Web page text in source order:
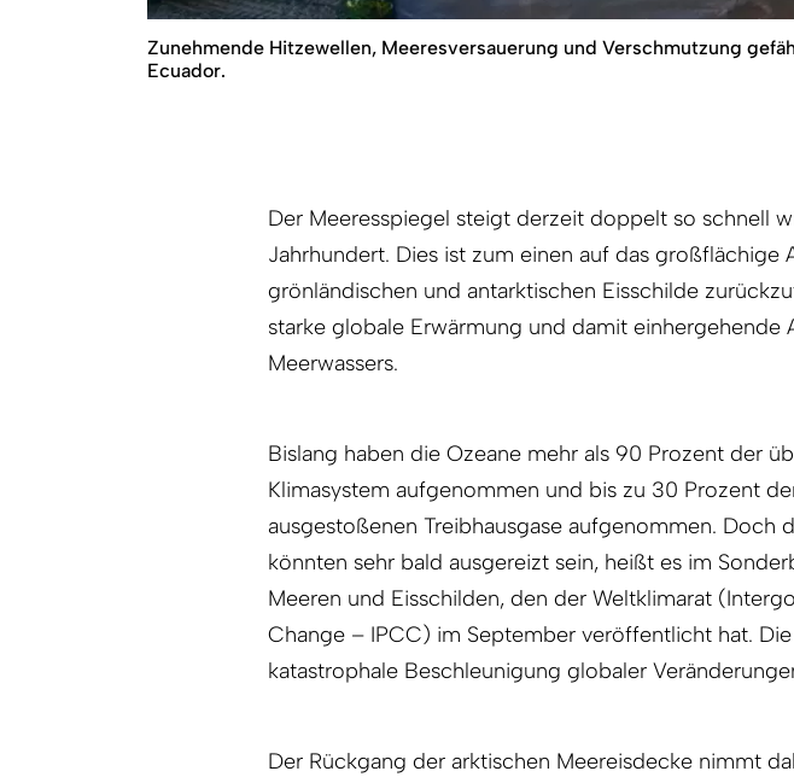
Zunehmende Hitzewellen, Meeresversauerung und Verschmutzung
Ecuador.
Der Meeresspiegel steigt derzeit doppelt so schnell
Jahrhundert. Dies ist zum einen auf das großflächige
grönländischen und antarktischen Eisschilde
starke globale Erwärmung und damit einhergehende
Meerwassers.
Bislang haben die Ozeane mehr als 90 Prozent der
Klimasystem aufgenommen und bis zu 30 Prozent
ausgestoßenen Treibhausgase aufgenommen. Doch
könnten sehr bald ausgereizt sein, heißt es im
Meeren und Eisschilden, den der Weltklimarat
Change – IPCC) im September veröffentlicht hat.
katastrophale Beschleunigung globaler
Der Rückgang der arktischen Meereisdecke nimmt